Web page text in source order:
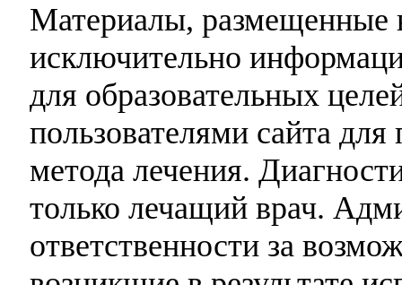
Материалы, размещенные
исключительно
для образовательных
пользователями сайта
метода лечения.
только лечащий врач.
ответственности за